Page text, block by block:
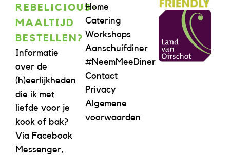
REBELICIOUS-
MAALTIJD
BESTELLEN?
Informatie
over de
(h)eerlijkheden
die ik met
liefde voor je
kook of bak?
Via Facebook
Messenger,
Home
Catering
Workshops
Aanschuifdiner
#NeemMeeDiner
Contact
Privacy
Algemene
voorwaarden